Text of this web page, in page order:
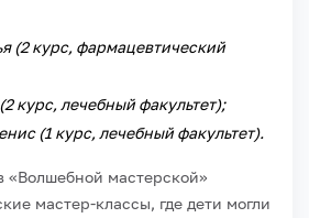
(2 курс, фармацевтический
курс, лечебный факультет);
(1 курс, лечебный факультет).
«Волшебной мастерской»
мастер-классы, где дети могли